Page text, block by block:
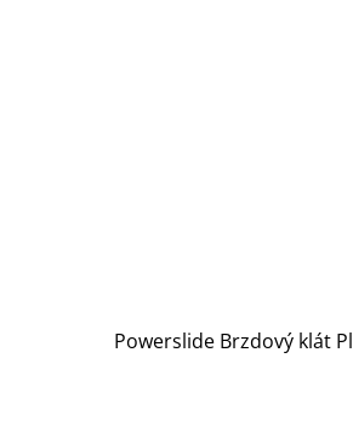
Powerslide Brzdový klát